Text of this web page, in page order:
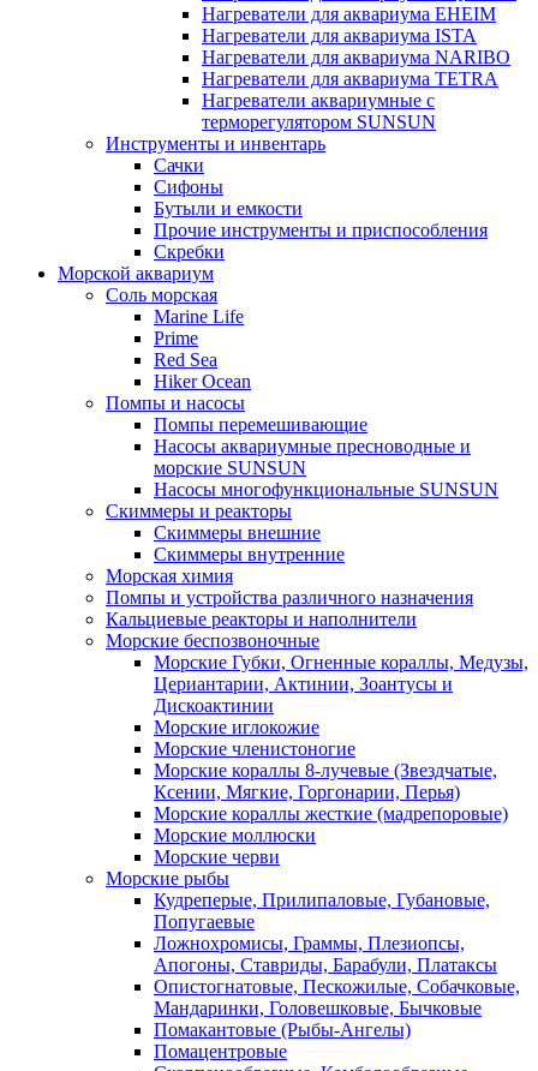
Нагреватели для аквариума EHEIM
Нагреватели для аквариума ISTA
Нагреватели для аквариума NARIBO
Нагреватели для аквариума TETRA
Нагреватели аквариумные с
терморегулятором SUNSUN
Инструменты и инвентарь
Сачки
Сифоны
Бутыли и емкости
Прочие инструменты и приспособления
Скребки
Морской аквариум
Соль морская
Marine Life
Prime
Red Sea
Hiker Ocean
Помпы и насосы
Помпы перемешивающие
Насосы аквариумные пресноводные и
морские SUNSUN
Насосы многофункциональные SUNSUN
Скиммеры и реакторы
Скиммеры внешние
Скиммеры внутренние
Морская химия
Помпы и устройства различного назначения
Кальциевые реакторы и наполнители
Морские беспозвоночные
Морские Губки, Огненные кораллы, Медузы,
Цериантарии, Актинии, Зоантусы и
Дискоактинии
Морские иглокожие
Морские членистоногие
Морские кораллы 8-лучевые (Звездчатые,
Ксении, Мягкие, Горгонарии, Перья)
Морские кораллы жесткие (мадрепоровые)
Морские моллюски
Морские черви
Морские рыбы
Кудреперые, Прилипаловые, Губановые,
Попугаевые
Ложнохромисы, Граммы, Плезиопсы,
Апогоны, Ставриды, Барабули, Платаксы
Опистогнатовые, Пескожилые, Собачковые,
Мандаринки, Головешковые, Бычковые
Помакантовые (Рыбы-Ангелы)
Помацентровые